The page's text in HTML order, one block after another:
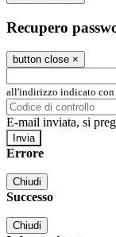
Recupero
button close ×
all'indirizzo indicato con
E-mail inviata, si
Errore
Chiudi
Successo
Chiudi